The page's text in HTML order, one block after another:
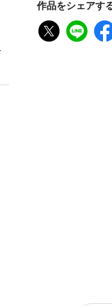
作品をシェアす